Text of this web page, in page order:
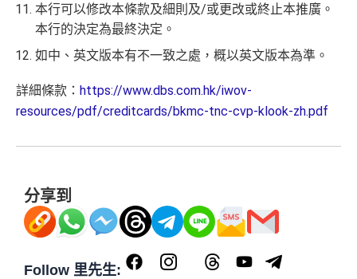
本行可以修改本條款及細則及/或更改或終止本推廣。
本行的決定為最終決定。
如中、英文版本有不一致之處，概以英文版本為準。
詳細條款： https://www.dbs.com.hk/iwov-
resources/pdf/creditcards/bkmc-tnc-cvp-klook-zh.pdf
分享到
Follow 里先生: